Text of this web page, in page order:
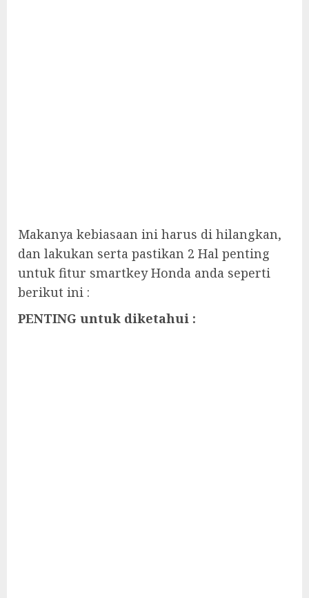
Makanya kebiasaan ini harus di hilangkan,
dan lakukan serta pastikan 2 Hal penting
untuk fitur smartkey Honda anda seperti
berikut ini :
PENTING untuk diketahui :